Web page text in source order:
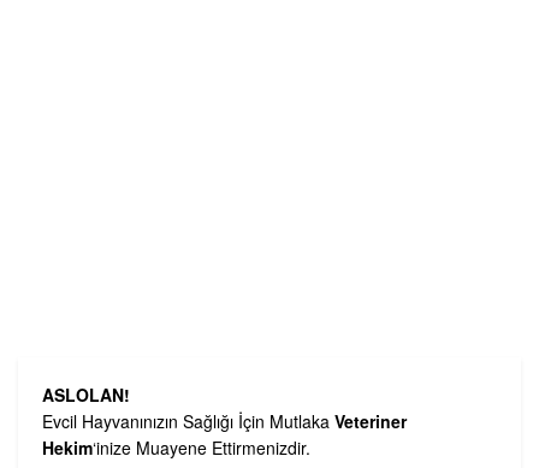
ASLOLAN!
Evcil Hayvanınızın Sağlığı İçin Mutlaka Veteriner
Hekim‘inize Muayene Ettirmenizdir.